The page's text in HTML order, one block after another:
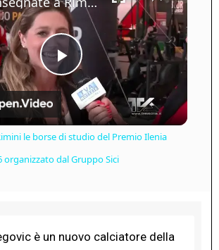
Play
Video
le borse di studio del Premio Ilenia
organizzato dal Gruppo Sici
è un nuovo calciatore della